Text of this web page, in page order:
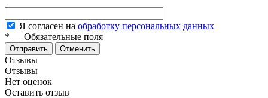
Я согласен на обработку персональных данных
* — Обязательные поля
Отменить
Отзывы
Отзывы
Нет оценок
Оставить отзыв